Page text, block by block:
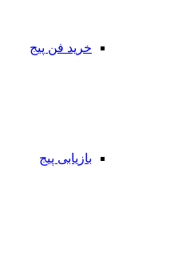
خرید فن پیج
بازیابی پیج